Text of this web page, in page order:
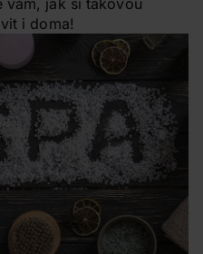
vám, jak si takovou
i doma!